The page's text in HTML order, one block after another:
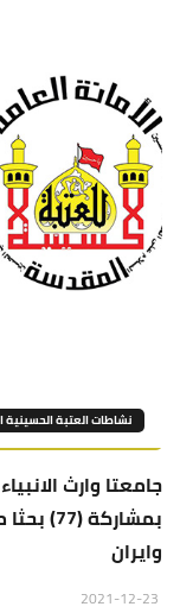
نشاطات العتبة
جامعتا وارث
وايران